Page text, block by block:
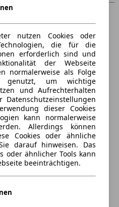
nutzen Cookies oder
die für die
erforderlich sind und
der Webseite
normalerweise als Folge
genutzt, um wichtige
und Aufrechterhalten
dieser Cookies
kann normalerweise
Allerdings können
Cookies oder ähnliche
darauf hinweisen. Das
oder ähnlicher Tools kann
beeinträchtigen.